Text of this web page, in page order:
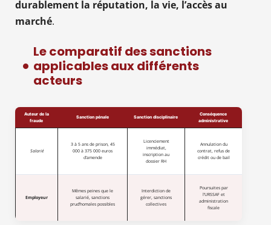
durablement la réputation, la vie, l’accès au
marché.
Le comparatif des sanctions
applicables aux différents
acteurs
Auteur de la
fraude
Sanction pénale Sanction disciplinaire
Conséquence
administrative
Salarié
3 à 5 ans de prison, 45
000 à 375 000 euros
d’amende
Licenciement
immédiat,
inscription au
dossier RH
Annulation du
contrat, refus de
crédit ou de bail
Employeur
Mêmes peines que le
salarié, sanctions
prud’homales possibles
Interdiction de
gérer, sanctions
collectives
Poursuites par
l’URSSAF et
administration
fiscale